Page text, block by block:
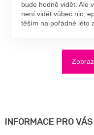
bude hodně vidět. Ale
není vidět vůbec nic,
těším na pořádné léto
INFORMACE PRO VÁS